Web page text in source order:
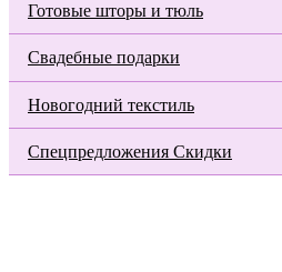
Готовые шторы и тюль
Свадебные подарки
Новогодний текстиль
Спецпредложения Скидки